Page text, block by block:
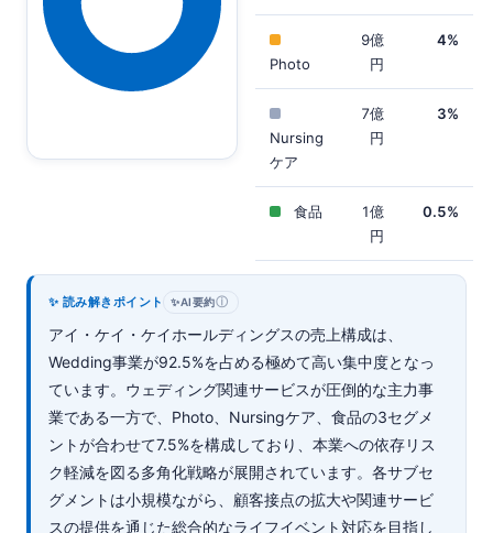
Photo
9億
円
4%
Nursing
ケア
7億
円
3%
食品
1億
円
0.5%
✨ 読み解きポイント ✨AI要約ⓘ
アイ・ケイ・ケイホールディングスの売上構成は、
Wedding事業が92.5%を占める極めて高い集中度となっ
ています。ウェディング関連サービスが圧倒的な主力事
業である一方で、Photo、Nursingケア、食品の3セグメ
ントが合わせて7.5%を構成しており、本業への依存リス
ク軽減を図る多角化戦略が展開されています。各サブセ
グメントは小規模ながら、顧客接点の拡大や関連サービ
スの提供を通じた総合的なライフイベント対応を目指し